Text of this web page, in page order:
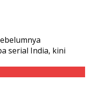
serial India, kini